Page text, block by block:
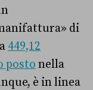
di
449,12
posto nella
è in linea